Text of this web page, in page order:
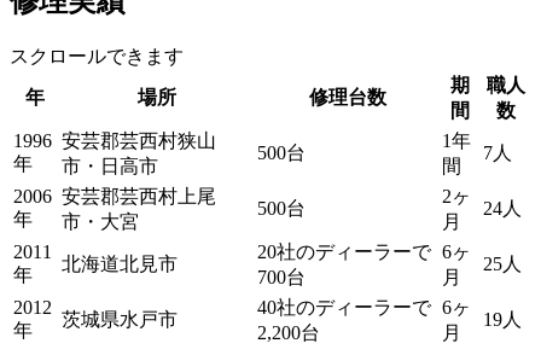
スクロールできます
年
場所 修理台数
期
間
職人
数
1996
年
安芸郡芸西村狭山
市・日高市
500台
1年
間
7人
2006
年
安芸郡芸西村上尾
市・大宮
500台
2ヶ
月
24人
2011
年
北海道北見市
20社のディーラーで
700台
6ヶ
月
25人
2012
年
茨城県水戸市
40社のディーラーで
2,200台
6ヶ
月
19人